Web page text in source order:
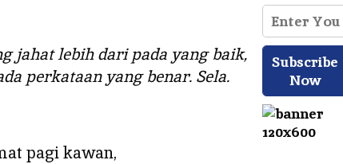
jahat lebih dari pada yang baik,
perkataan yang benar. Sela.
pagi kawan,